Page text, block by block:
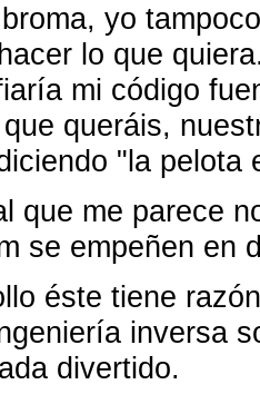
yo
lo que
mi código
queráis,
"la pelota
que me parece
se empeñen en
éste tiene
inversa
divertido.